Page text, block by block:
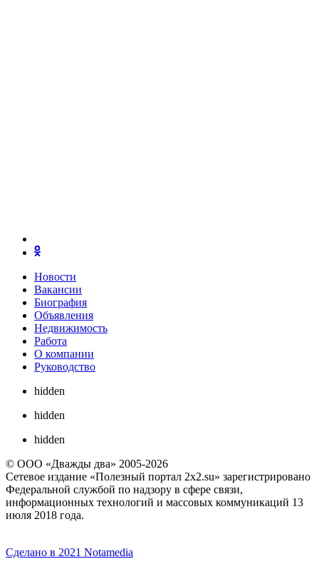
Новости
Вакансии
Биография
Объявления
Недвижимость
Работа
О компании
Руководство
hidden
hidden
hidden
© ООО «Дважды два» 2005-2026
Сетевое издание «Полезный портал 2x2.su» зарегистрировано
Федеральной службой по надзору в сфере связи,
информационных технологий и массовых коммуникаций 13
июля 2018 года.
Сделано в 2021 Notamedia